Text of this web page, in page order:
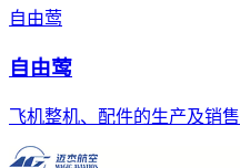
自由莺
自由莺
飞机整机、配件的生产及销售